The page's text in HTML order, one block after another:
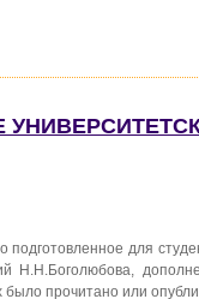
подготовленное для
Н.Н.Боголюбова,
прочитано или